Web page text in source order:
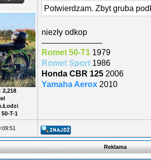
2,218
T-1
Potwierdzam. Zbyt gruba
niezły odkop
Romet 50-T1 1979
Romet Sport 1986
Honda CBR 125 2006
Yamaha Aerox 2010
Reklama